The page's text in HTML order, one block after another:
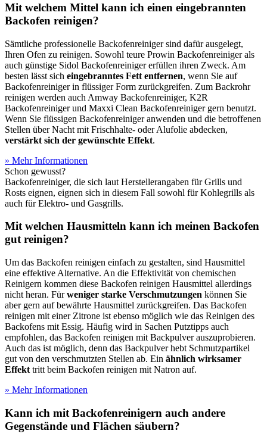
Mit welchem Mittel kann ich einen eingebrannten
Backofen reinigen?
Sämtliche professionelle Backofenreiniger sind dafür ausgelegt,
Ihren Ofen zu reinigen. Sowohl teure Prowin Backofenreiniger als
auch günstige Sidol Backofenreiniger erfüllen ihren Zweck. Am
besten lässt sich eingebranntes Fett entfernen, wenn Sie auf
Backofenreiniger in flüssiger Form zurückgreifen. Zum Backrohr
reinigen werden auch Amway Backofenreiniger, K2R
Backofenreiniger und Maxxi Clean Backofenreiniger gern benutzt.
Wenn Sie flüssigen Backofenreiniger anwenden und die betroffenen
Stellen über Nacht mit Frischhalte- oder Alufolie abdecken,
verstärkt sich der gewünschte Effekt.
» Mehr Informationen
Schon gewusst?
Backofenreiniger, die sich laut Herstellerangaben für Grills und
Rosts eignen, eignen sich in diesem Fall sowohl für Kohlegrills als
auch für Elektro- und Gasgrills.
Mit welchen Hausmitteln kann ich meinen Backofen
gut reinigen?
Um das Backofen reinigen einfach zu gestalten, sind Hausmittel
eine effektive Alternative. An die Effektivität von chemischen
Reinigern kommen diese Backofen reinigen Hausmittel allerdings
nicht heran. Fürweniger starke Verschmutzungen können Sie
aber gern auf bewährte Hausmittel zurückgreifen. Das Backofen
reinigen mit einer Zitrone ist ebenso möglich wie das Reinigen des
Backofens mit Essig. Häufig wird in Sachen Putztipps auch
empfohlen, das Backofen reinigen mit Backpulver auszuprobieren.
Auch das ist möglich, denn das Backpulver hebt Schmutzpartikel
gut von den verschmutzten Stellen ab. Ein ähnlich wirksamer
Effekt tritt beim Backofen reinigen mit Natron auf.
» Mehr Informationen
Kann ich mit Backofenreinigern auch andere
Gegenstände und Flächen säubern?